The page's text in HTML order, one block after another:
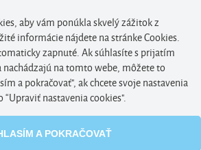
aby vám ponúkla skvelý zážitok z
informácie nájdete na stránke Cookies.
zapnuté. Ak súhlasíte s prijatím
nachádzajú na tomto webe, môžete to
a pokračovať", ak chcete svoje nastavenia
nastavenia cookies".
A POKRAČOVAŤ